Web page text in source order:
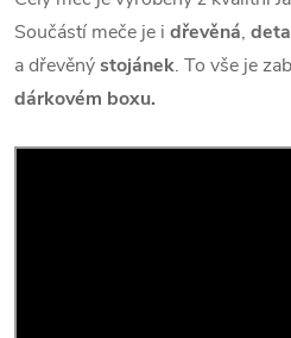
Součástí meče je i dřevěná,
a dřevěnýstojánek. To vše je
dárkovém boxu.